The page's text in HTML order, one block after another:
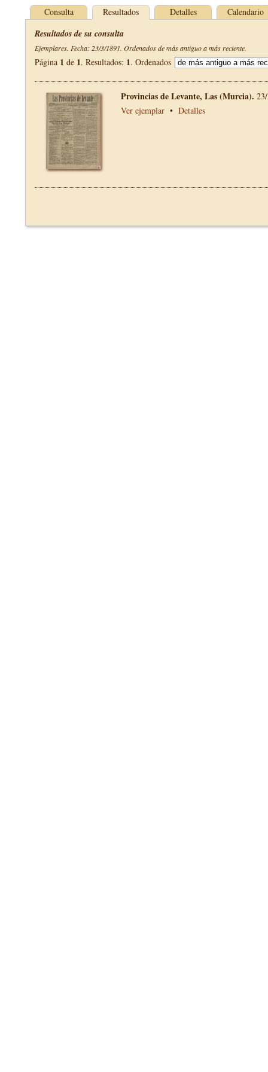
Consulta Resultados Detalles Calendario
Resultados de su consulta
Ejemplares. Fecha: 23/3/1891. Ordenados de más antiguo a más reciente.
Página 1 de 1. Resultados: 1. Ordenados
Provincias de Levante, Las (Murcia).
Ver ejemplar • Detalles